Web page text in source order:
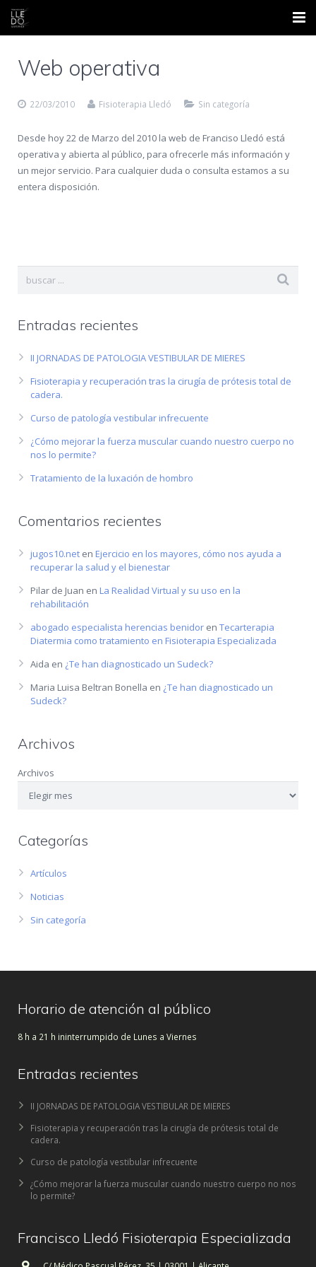
Contacto
Formación
Web operativa
22/03/2010 Fisioterapia Lledó Sin categoría
Desde hoy 22 de Marzo del 2010 la web de Franciso Lledó está
operativa y abierta al público, para ofrecerle más información y
un mejor servicio. Para cualquier duda o consulta estamos a su
entera disposición.
Entradas recientes
II JORNADAS DE PATOLOGIA VESTIBULAR DE MIERES
Fisioterapia y recuperación tras la cirugía de prótesis total de
cadera.
Curso de patología vestibular infrecuente
¿Cómo mejorar la fuerza muscular cuando nuestro cuerpo no
nos lo permite?
Tratamiento de la luxación de hombro
Comentarios recientes
jugos10.net en Ejercicio en los mayores, cómo nos ayuda a
recuperar la salud y el bienestar
Pilar de Juan en La Realidad Virtual y su uso en la
rehabilitación
abogado especialista herencias benidor en Tecarterapia
Diatermia como tratamiento en Fisioterapia Especializada
Aida en ¿Te han diagnosticado un Sudeck?
Maria Luisa Beltran Bonella en ¿Te han diagnosticado un
Sudeck?
Archivos
Archivos
Categorías
Artículos
Noticias
Sin categoría
Horario de atención al público
8 h a 21 h ininterrumpido de Lunes a Viernes
Entradas recientes
II JORNADAS DE PATOLOGIA VESTIBULAR DE MIERES
Fisioterapia y recuperación tras la cirugía de prótesis total de
cadera.
Curso de patología vestibular infrecuente
¿Cómo mejorar la fuerza muscular cuando nuestro cuerpo no nos
lo permite?
Francisco Lledó Fisioterapia Especializada